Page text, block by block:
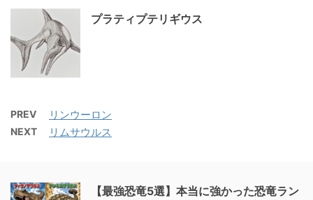
プラティプテリギウス
PREV リンウーロン
NEXT リムサウルス
【最強恐竜5選】本当に強かった恐竜ラン